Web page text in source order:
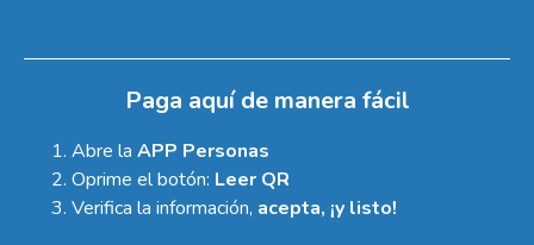
Paga aquí de manera fácil
Abre la APP Personas
Oprime el botón: Leer QR
Verifica la información, acepta, ¡y listo!